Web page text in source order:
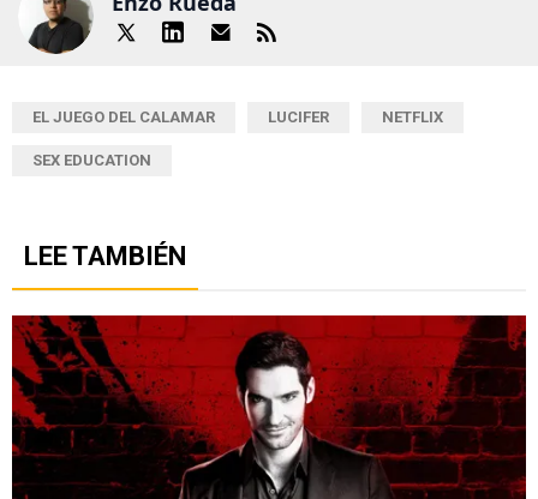
EL JUEGO DEL CALAMAR LUCIFER NETFLIX
SEX EDUCATION
LEE TAMBIÉN